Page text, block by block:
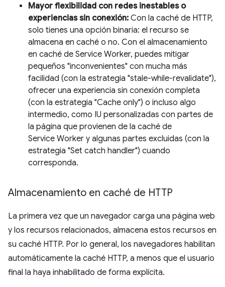
Mayor flexibilidad con redes inestables o
experiencias sin conexión: Con la caché de HTTP,
solo tienes una opción binaria: el recurso se
almacena en caché o no. Con el almacenamiento
en caché de Service Worker, puedes mitigar
pequeños "inconvenientes" con mucha más
facilidad (con la estrategia "stale-while-revalidate"),
ofrecer una experiencia sin conexión completa
(con la estrategia "Cache only") o incluso algo
intermedio, como IU personalizadas con partes de
la página que provienen de la caché de
Service Worker y algunas partes excluidas (con la
estrategia "Set catch handler") cuando
corresponda.
Almacenamiento en caché de HTTP
La primera vez que un navegador carga una página web
y los recursos relacionados, almacena estos recursos en
su caché HTTP. Por lo general, los navegadores habilitan
automáticamente la caché HTTP, a menos que el usuario
final la haya inhabilitado de forma explícita.